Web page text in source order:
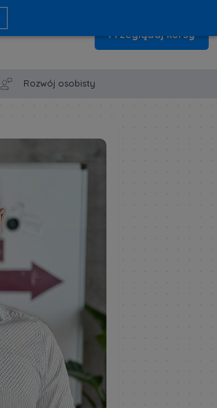
Przeglądaj kursy
Rozwój osobisty